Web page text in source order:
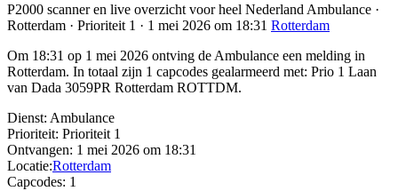
P2000 scanner en live overzicht voor heel Nederland Ambulance ·
Rotterdam · Prioriteit 1 · 1 mei 2026 om 18:31 Rotterdam
Om 18:31 op 1 mei 2026 ontving de Ambulance een melding in
Rotterdam. In totaal zijn 1 capcodes gealarmeerd met: Prio 1 Laan
van Dada 3059PR Rotterdam ROTTDM.
Dienst: Ambulance
Prioriteit: Prioriteit 1
Ontvangen: 1 mei 2026 om 18:31
Locatie:Rotterdam
Capcodes: 1